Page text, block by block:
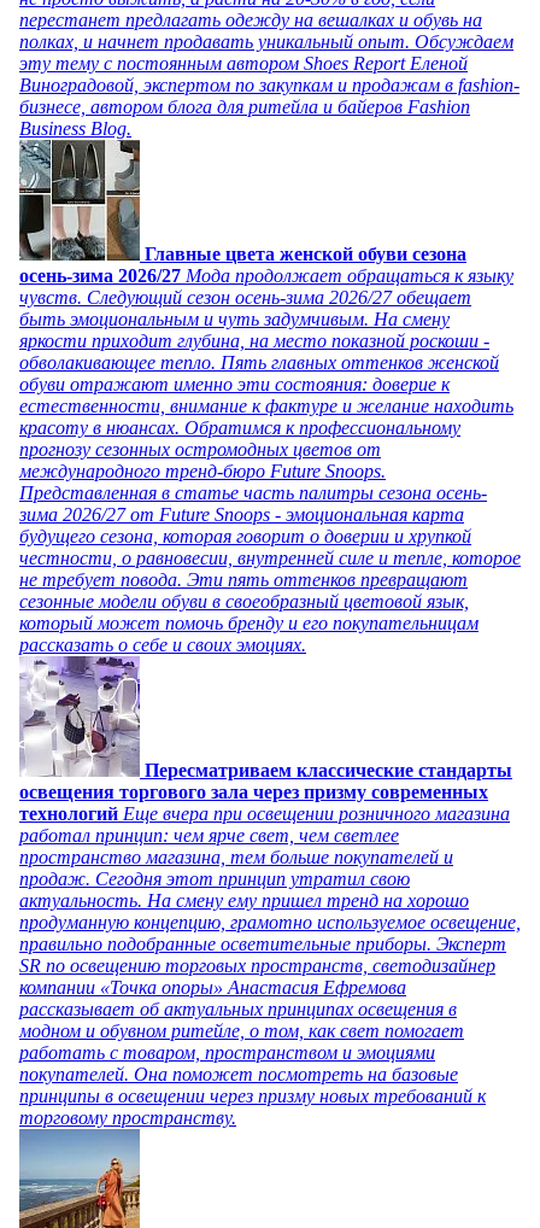
перестанет предлагать одежду на вешалках и обувь на
полках, и начнет продавать уникальный опыт. Обсуждаем
эту тему с постоянным автором Shoes Report Еленой
Виноградовой, экспертом по закупкам и продажам в fashion-
бизнесе, автором блога для ритейла и байеров Fashion
Business Blog.
Главные цвета женской обуви сезона
осень-зима 2026/27 Мода продолжает обращаться к языку
чувств. Следующий сезон осень-зима 2026/27 обещает
быть эмоциональным и чуть задумчивым. На смену
яркости приходит глубина, на место показной роскоши -
обволакивающее тепло. Пять главных оттенков женской
обуви отражают именно эти состояния: доверие к
естественности, внимание к фактуре и желание находить
красоту в нюансах. Обратимся к профессиональному
прогнозу сезонных остромодных цветов от
международного тренд-бюро Future Snoops.
Представленная в статье часть палитры сезона осень-
зима 2026/27 от Future Snoops - эмоциональная карта
будущего сезона, которая говорит о доверии и хрупкой
честности, о равновесии, внутренней силе и тепле, которое
не требует повода. Эти пять оттенков превращают
сезонные модели обуви в своеобразный цветовой язык,
который может помочь бренду и его покупательницам
рассказать о себе и своих эмоциях.
Пересматриваем классические стандарты
освещения торгового зала через призму современных
технологий Еще вчера при освещении розничного магазина
работал принцип: чем ярче свет, чем светлее
пространство магазина, тем больше покупателей и
продаж. Сегодня этот принцип утратил свою
актуальность. На смену ему пришел тренд на хорошо
продуманную концепцию, грамотно используемое освещение,
правильно подобранные осветительные приборы. Эксперт
SR по освещению торговых пространств, светодизайнер
компании «Точка опоры» Анастасия Ефремова
рассказывает об актуальных принципах освещения в
модном и обувном ритейле, о том, как свет помогает
работать с товаром, пространством и эмоциями
покупателей. Она поможет посмотреть на базовые
принципы в освещении через призму новых требований к
торговому пространству.